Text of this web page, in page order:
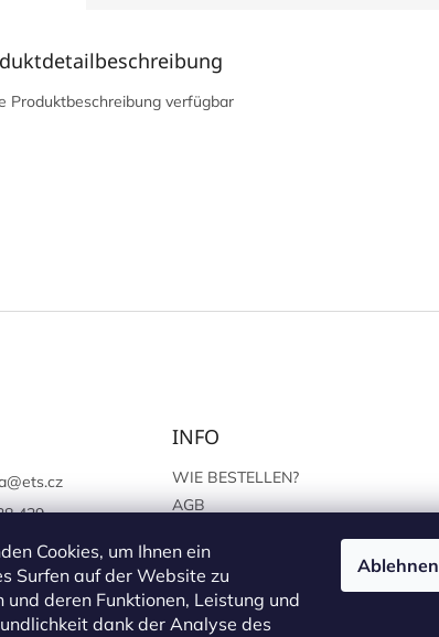
Cookies, um Ihnen ein
Surfen auf der Website zu
und deren Funktionen, Leistung und
dank der Analyse des
Ablehnen
Produktbeschreibung verfügbar
@ets.cz
439
www.facebook.c
INFO
WIE BESTELLEN?
AGB
PERSÖNLICHEN ANGABEN